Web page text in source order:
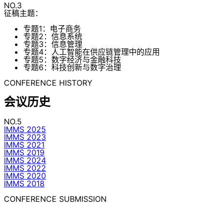
NO.3
征稿主题：
专题1：电子商务
专题2：信息系统
专题3：信息管理
专题4：人工智能在供应链管理中的应用
专题5：数字经济与金融科技
专题6：科技创新与数字治理
CONFERENCE HISTORY
会议历史
NO.5
IMMS 2025
IMMS 2023
IMMS 2021
IMMS 2019
IMMS 2024
IMMS 2022
IMMS 2020
IMMS 2018
CONFERENCE SUBMISSION